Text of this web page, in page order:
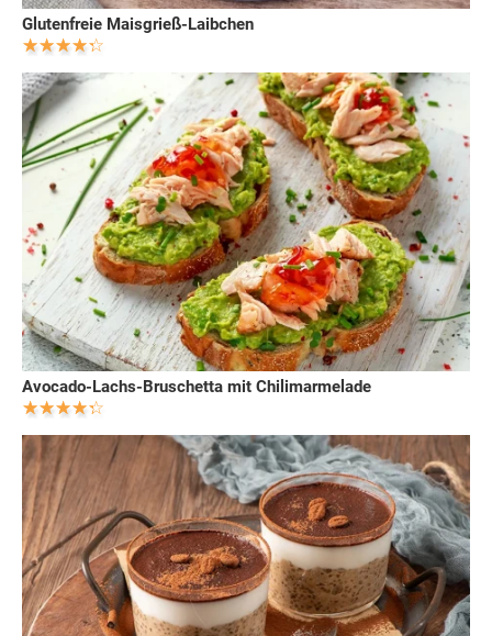
Glutenfreie Maisgrieß-Laibchen
Avocado-Lachs-Bruschetta mit Chilimarmelade